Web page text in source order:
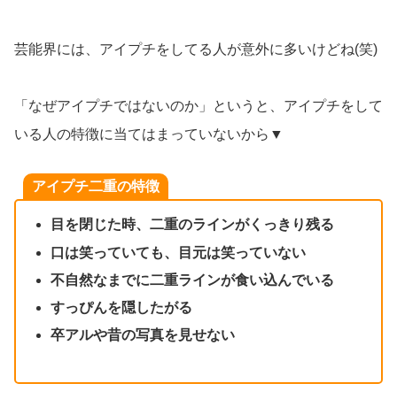
芸能界には、アイプチをしてる人が意外に多いけどね(笑)
「なぜアイプチではないのか」というと、アイプチをして
いる人の特徴に当てはまっていないから▼
アイプチ二重の特徴
目を閉じた時、二重のラインがくっきり残る
口は笑っていても、目元は笑っていない
不自然なまでに二重ラインが食い込んでいる
すっぴんを隠したがる
卒アルや昔の写真を見せない